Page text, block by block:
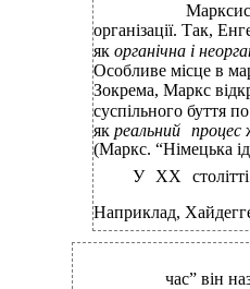
організації. Так,
як органічна і
Особливе місце в
Зокрема, Маркс
суспільного буття
як реальний процес
(Маркс. “Німецька
У ХХ столітті
Наприклад,
час” він